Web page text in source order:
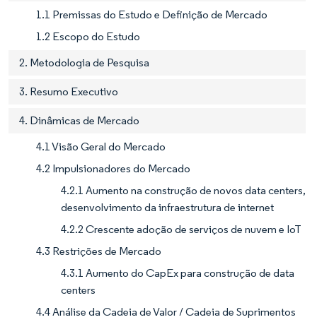
1.1 Premissas do Estudo e Definição de Mercado
1.2 Escopo do Estudo
2. Metodologia de Pesquisa
3. Resumo Executivo
4. Dinâmicas de Mercado
4.1 Visão Geral do Mercado
4.2 Impulsionadores do Mercado
4.2.1 Aumento na construção de novos data centers,
desenvolvimento da infraestrutura de internet
4.2.2 Crescente adoção de serviços de nuvem e IoT
4.3 Restrições de Mercado
4.3.1 Aumento do CapEx para construção de data
centers
4.4 Análise da Cadeia de Valor / Cadeia de Suprimentos